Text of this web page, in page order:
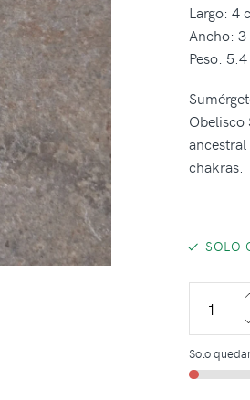
Largo: 4
Ancho: 3
Peso: 5.4
Obelisco
chakras.
SOLO
Solo